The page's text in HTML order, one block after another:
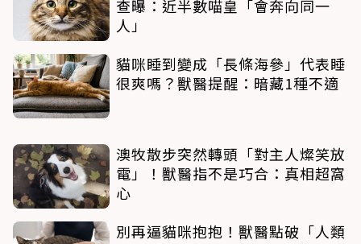
查曝：近半數喵皇「會奔向同一
人」
貓咪睡到變成「長條海參」代表睡
很爽嗎？獸醫提醒：暗藏1種不適
澳牧散步突然轉頭「對主人燦笑放
電」！獸醫指不是巧合：真相超窩
心
別再逼貓咪抱抱！獸醫點破「人類